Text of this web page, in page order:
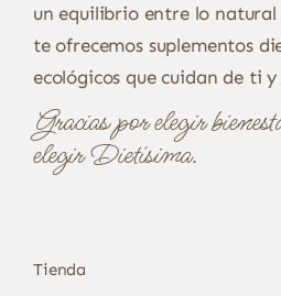
un equilibrio entre lo natural
te ofrecemos suplementos
ecológicos que cuidan de ti
Gracias por elegir
elegir Dietísima.
Tienda